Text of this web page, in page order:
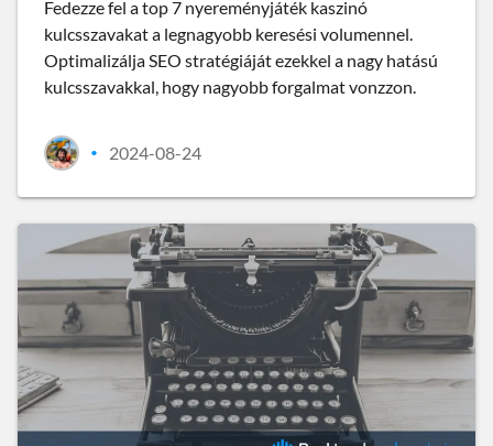
Fedezze fel a top 7 nyereményjáték kaszinó
kulcsszavakat a legnagyobb keresési volumennel.
Optimalizálja SEO stratégiáját ezekkel a nagy hatású
kulcsszavakkal, hogy nagyobb forgalmat vonzzon.
• 2024-08-24